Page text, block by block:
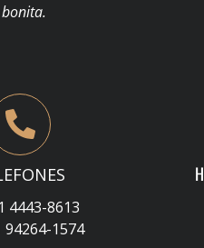
4443-8613
94264-1574